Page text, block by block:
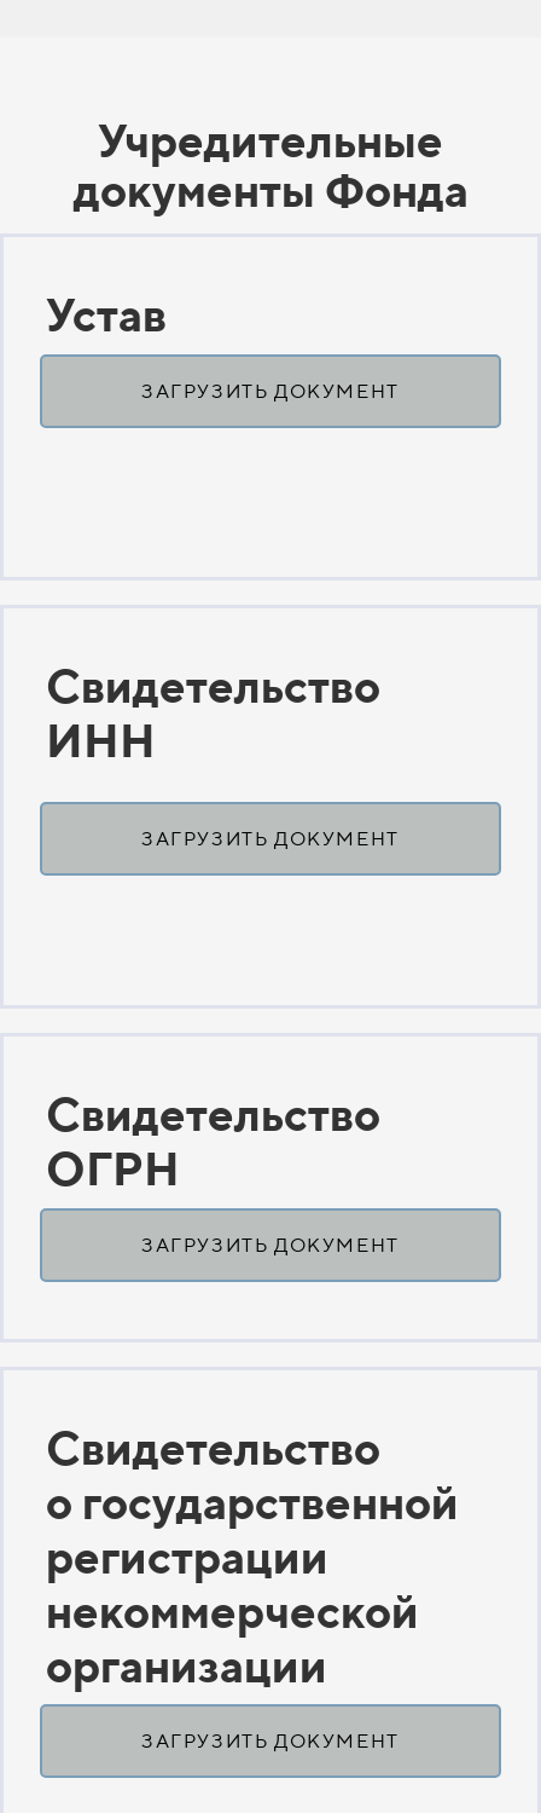
Учредительные
документы Фонда
Устав
ЗАГРУЗИТЬ ДОКУМЕНТ
Свидетельство
ИНН
ЗАГРУЗИТЬ ДОКУМЕНТ
Свидетельство
ОГРН
ЗАГРУЗИТЬ ДОКУМЕНТ
Свидетельство
о государственной
регистрации
некоммерческой
организации
ЗАГРУЗИТЬ ДОКУМЕНТ